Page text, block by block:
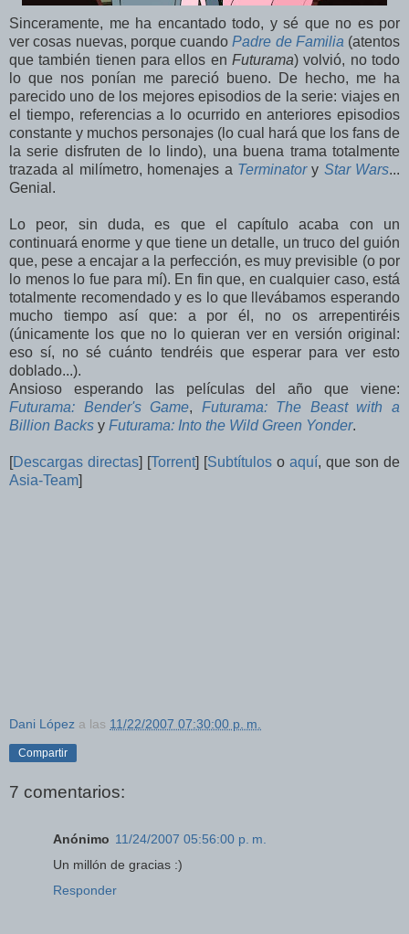
Sinceramente, me ha encantado todo, y sé que no es por
ver cosas nuevas, porque cuandoPadre de Familia (atentos
que también tienen para ellos en Futurama) volvió, no todo
lo que nos ponían me pareció bueno. De hecho, me ha
parecido uno de los mejores episodios de la serie: viajes en
el tiempo, referencias a lo ocurrido en anteriores episodios
constante y muchos personajes (lo cual hará que los fans de
la serie disfruten de lo lindo), una buena trama totalmente
trazada al milímetro, homenajes a Terminatory Star Wars...
Genial.
Lo peor, sin duda, es que el capítulo acaba con un
continuará enorme y que tiene un detalle, un truco del guión
que, pese a encajar a la perfección, es muy previsible (o por
lo menos lo fue para mí). En fin que, en cualquier caso, está
totalmente recomendado y es lo que llevábamos esperando
mucho tiempo así que: a por él, no os arrepentiréis
(únicamente los que no lo quieran ver en versión original:
eso sí, no sé cuánto tendréis que esperar para ver esto
doblado...).
Ansioso esperando las películas del año que viene:
Futurama: Bender's Game, Futurama: The Beast with a
Billion Backs y Futurama: Into the Wild Green Yonder.
[Descargas directas] [Torrent] [Subtítulos o aquí, que son de
Asia-Team]
Dani López a las 11/22/2007 07:30:00 p. m.
Compartir
7 comentarios:
Anónimo 11/24/2007 05:56:00 p. m.
Un millón de gracias :)
Responder